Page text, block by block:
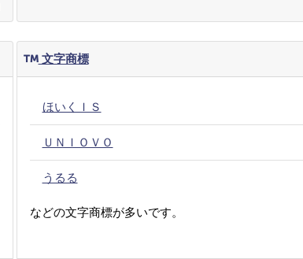
文字商標
ほいくＩＳ
ＵＮＩＯＶＯ
うるる
などの文字商標が多いです。